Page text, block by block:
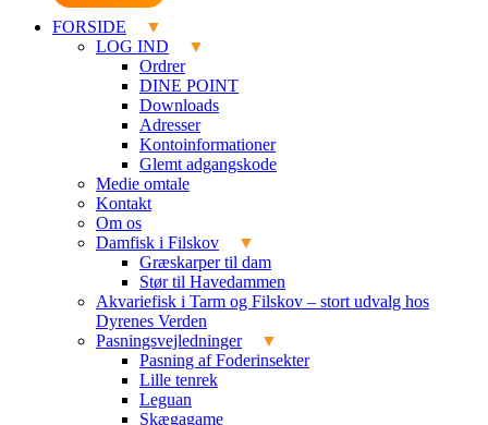
FORSIDE
LOG IND
Ordrer
DINE POINT
Downloads
Adresser
Kontoinformationer
Glemt adgangskode
Medie omtale
Kontakt
Om os
Damfisk i Filskov
Græskarper til dam
Stør til Havedammen
Akvariefisk i Tarm og Filskov – stort udvalg hos
Dyrenes Verden
Pasningsvejledninger
Pasning af Foderinsekter
Lille tenrek
Leguan
Skægagame